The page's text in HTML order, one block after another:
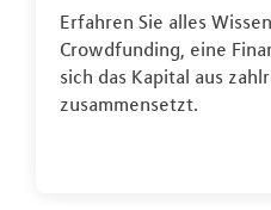
Erfahren Sie alles
Crowdfunding, eine
sich das Kapital aus
zusammensetzt.